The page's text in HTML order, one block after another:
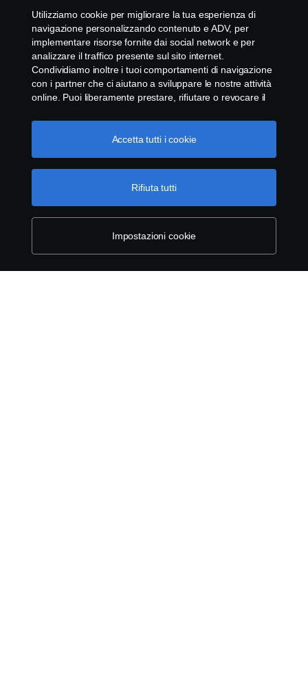
Torna all'inizio
Alcune immagini sono illustrative e potrebbero differire dal prodotto reale.
*Apple CarPlay è un marchio di Apple inc. registrato negli Stati Uniti e in
Prodotti
Informazioni su Scania
Utilizziamo cookie per migliorare la tua esperienza di
navigazione personalizzando contenuto e ADV, per
implementare risorse fornite dai social network e per
analizzare il traffico presente sul sito internet.
Condividiamo inoltre i tuoi comportamenti di navigazione
con i partner che ci aiutano a sviluppare le nostre attività
online. Puoi liberamente prestare, rifiutare o revocare il
all'attivazione dei cookie e alla possibilità di condividere le
informazioni. Cliccando "rifiuta tutti" potrai continuare la
comprendere meglio la nostra politica di gestione dei
cookie, ti invitiamo a visitare la pagina cookies, cliccando
sul link in calce. Maggiori informazioni sulla tua privacy
Impostazioni cookie
Rifiuta tutti
Accetta tutti i cookie